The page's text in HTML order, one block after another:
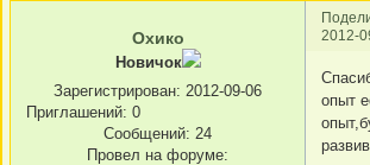
2012-
Охико
Новичок
Зарегистрирован: 2012-09-06
Приглашений: 0
Сообщений: 24
Провел на форуме:
опыт